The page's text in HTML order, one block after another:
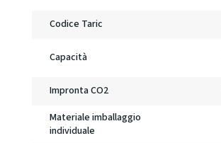
Codice Taric
Capacità
Impronta CO2
Materiale imballaggio
individuale